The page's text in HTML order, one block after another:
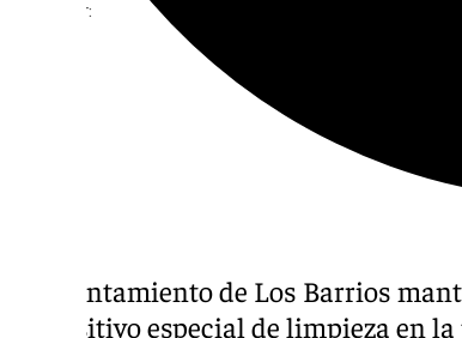
Compartir:
El Ayuntamiento de Los Barrios
dispositivo especial de limpieza en